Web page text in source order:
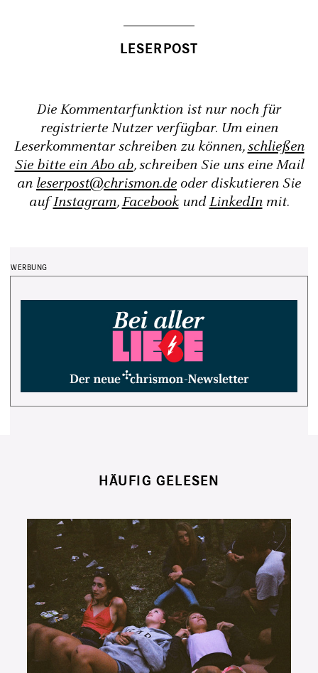
Die Kommentarfunktion ist nur noch für
registrierte Nutzer verfügbar. Um einen
Leserkommentar schreiben zu können,schließen
Sie bitte ein Abo ab, schreiben Sie uns eine Mail
an leserpost@chrismon.de oder diskutieren Sie
aufInstagram,FacebookundLinkedInmit.
HÄUFIG GELESEN